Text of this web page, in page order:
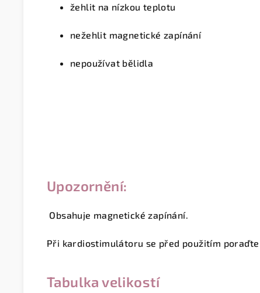
žehlit na nízkou teplotu
nežehlit magnetické zapínání
nepoužívat bělidla
Upozornění:
Obsahuje magnetické zapínání.
Při kardiostimulátoru se před použitím
Tabulka velikostí